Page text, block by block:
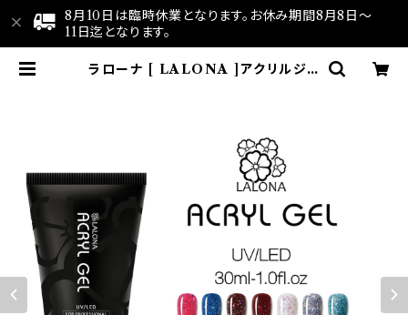
8月10日は臨時休業となります。お休み期間8月8日～
11日迄となります。
ラローナ [ LALONA ]アクリルジェ